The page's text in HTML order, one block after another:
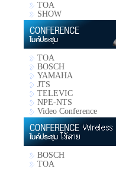
TOA
SHOW
TOA
BOSCH
YAMAHA
JTS
TELEVIC
NPE-NTS
Video Conference
BOSCH
TOA